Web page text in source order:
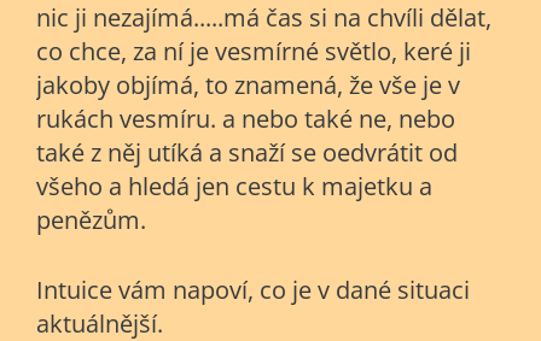
nic ji nezajímá.....má čas si na chvíli dělat,
co chce, za ní je vesmírné světlo, keré ji
jakoby objímá, to znamená, že vše je v
rukách vesmíru. a nebo také ne, nebo
také z něj utíká a snaží se oedvrátit od
všeho a hledá jen cestu k majetku a
penězům.
Intuice vám napoví, co je v dané situaci
aktuálnější.